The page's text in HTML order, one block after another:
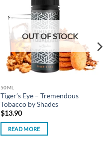
OUT OF STOCK
50ML
Tiger’s Eye – Tremendous
Tobacco by Shades
$13.90
READ MORE